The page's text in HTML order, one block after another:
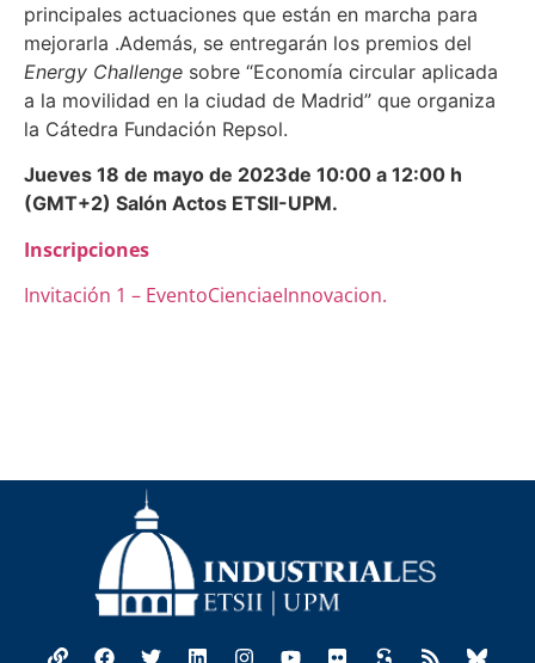
principales actuaciones que están en marcha para
mejorarla .Además, se entregarán los premios del
Energy Challenge sobre “Economía circular aplicada
a la movilidad en la ciudad de Madrid” que organiza
la Cátedra Fundación Repsol.
Jueves 18 de mayo de 2023de 10:00 a 12:00 h
(GMT+2) Salón Actos ETSII-UPM.
Inscripciones
Invitación 1 – EventoCienciaeInnovacion.